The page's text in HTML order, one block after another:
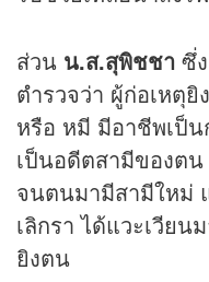
ส่วน น.ส.สุพิชชา ซึ่
ตำรวจว่า ผู้ก่อเหตุ
หรือ หมี มีอาชีพเป็น
เป็นอดีตสามีของต
จนตนมามีสามีใหม่
เลิกรา ได้แวะเวีย
ยิงตน